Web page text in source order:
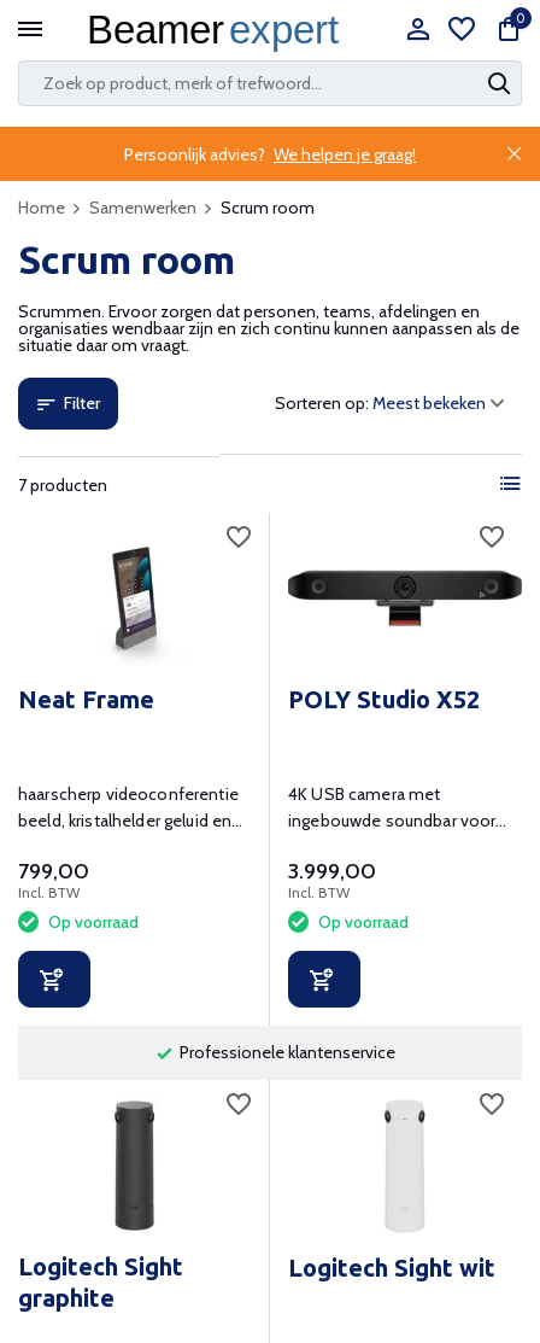
0
Persoonlijk advies? We helpen je graag!
Home Samenwerken Scrum room
Scrum room
Scrummen. Ervoor zorgen dat personen, teams, afdelingen en
organisaties wendbaar zijn en zich continu kunnen aanpassen als de
situatie daar om vraagt.
Filter
7 producten
Sorteren op:
Neat Frame
haarscherp videoconferentie
beeld, kristalhelder geluid en
799,00
Incl. BTW
Op voorraad
POLY Studio X52
4K USB camera met
ingebouwde soundbar voor
3.999,00
Incl. BTW
Op voorraad
Professionele klantenservice
Logitech Sight
graphite
Logitech Sight wit